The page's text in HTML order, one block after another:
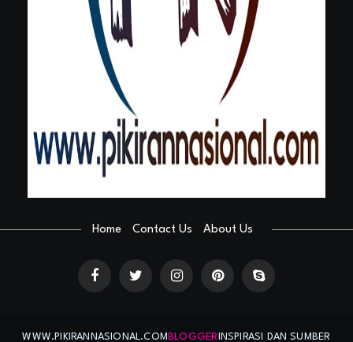
Home Contact Us About Us
WWW.PIKIRANNASIONAL.COM BLOGGER INSPIRASI DAN SUMBER